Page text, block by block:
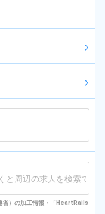
arrow_forward_ios
arrow_forward_ios
省）の加工情報・「HeartRails